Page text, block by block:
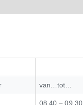
van…tot…
08.40 – 09.30